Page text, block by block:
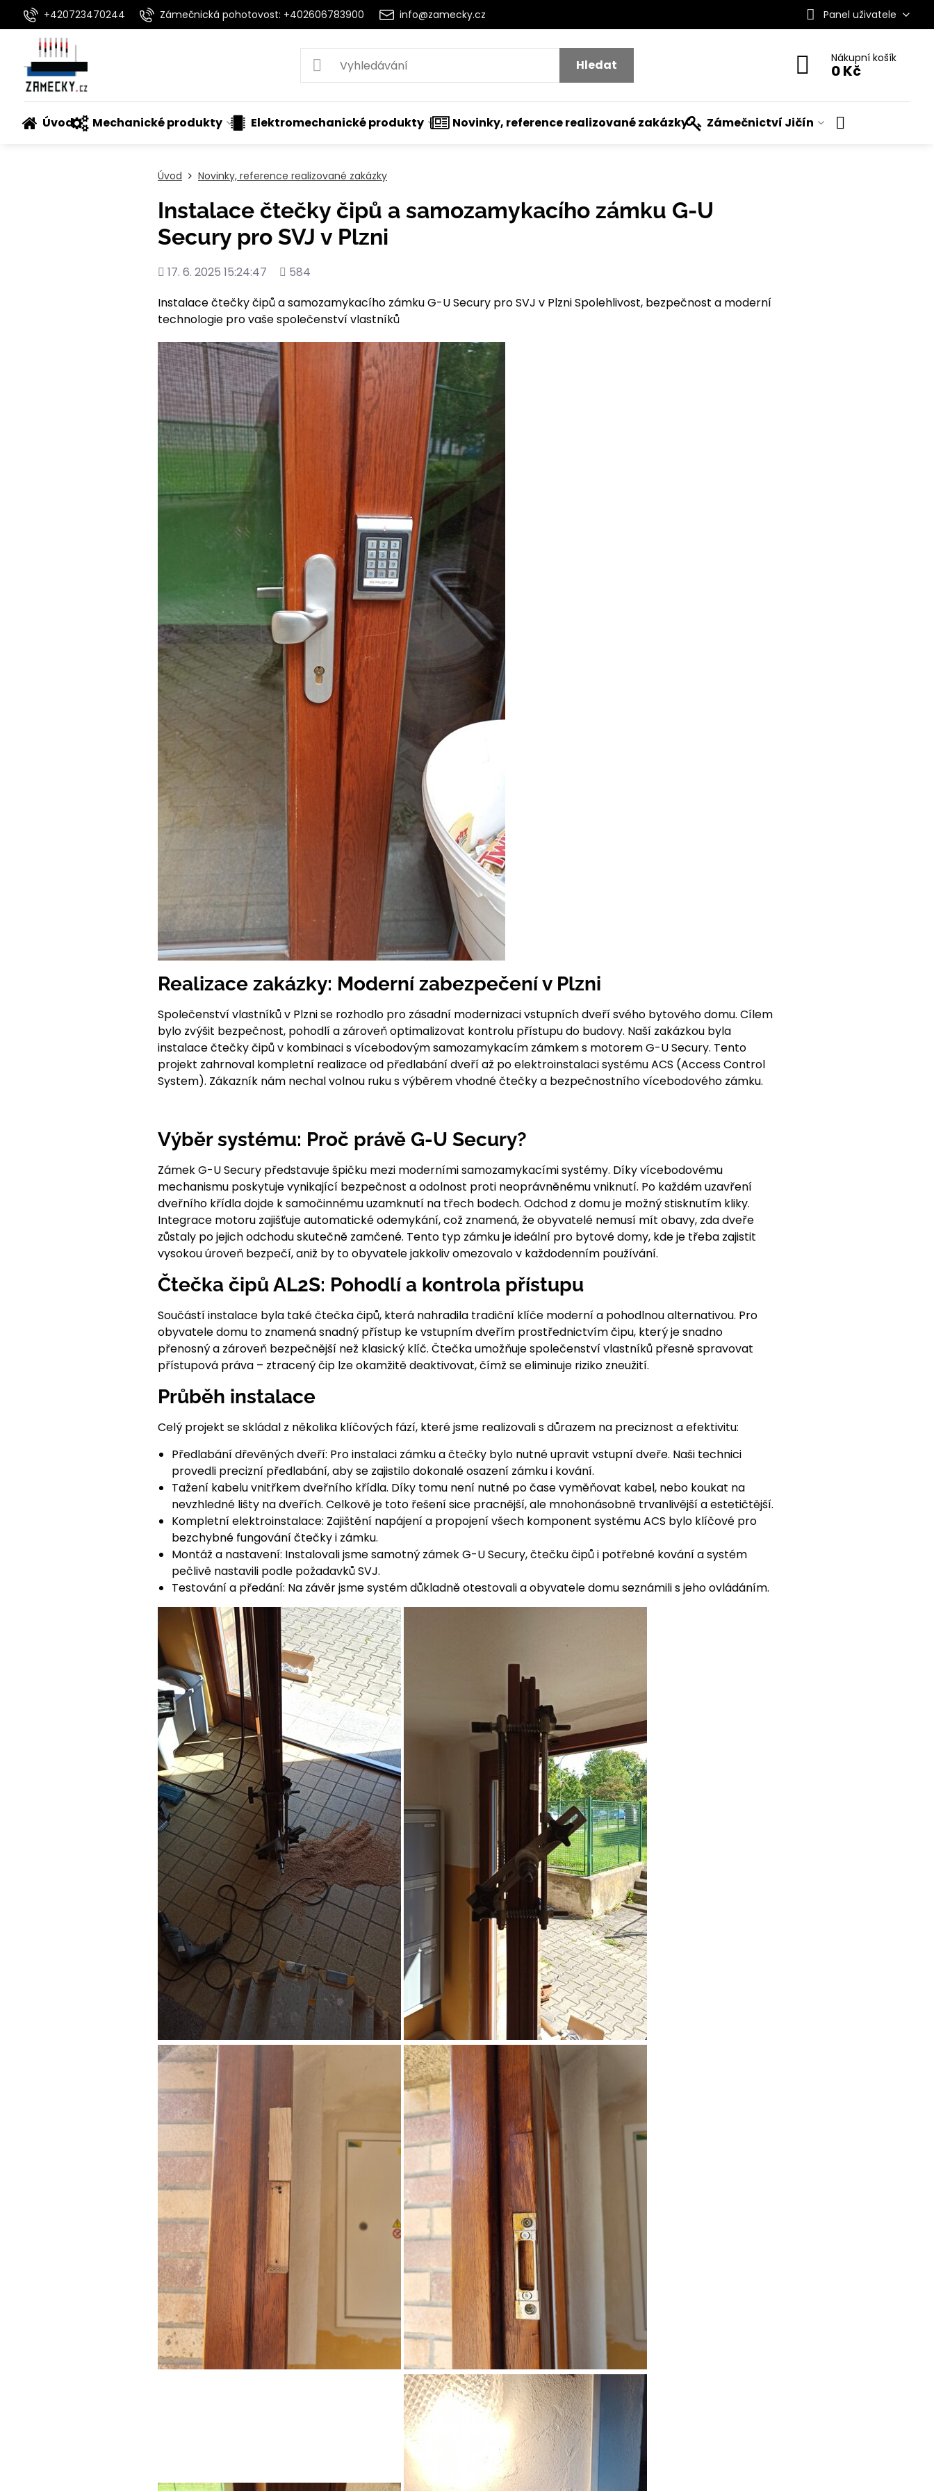
+420723470244 Zámečnická pohotovost: +402606783900 info@zamecky.cz Panel uživatele
Hledat Nákupní košík
0 Kč
Úvod Mechanické produkty Elektromechanické produkty Novinky, reference realizované zakázky Zámečnictví Jičín
Úvod Novinky, reference realizované zakázky
Instalace čtečky čipů a samozamykacího zámku G-U
Secury pro SVJ v Plzni
Přidáno
17. 6. 2025 15:24:47
Počet
584
Instalace čtečky čipů a samozamykacího zámku G-U Secury pro SVJ v Plzni Spolehlivost, bezpečnost a moderní
technologie pro vaše společenství vlastníků
Realizace zakázky: Moderní zabezpečení v Plzni
Společenství vlastníků v Plzni se rozhodlo pro zásadní modernizaci vstupních dveří svého bytového domu. Cílem
bylo zvýšit bezpečnost, pohodlí a zároveň optimalizovat kontrolu přístupu do budovy. Naší zakázkou byla
instalace čtečky čipů v kombinaci s vícebodovým samozamykacím zámkem s motorem G-U Secury. Tento
projekt zahrnoval kompletní realizace od předlabání dveří až po elektroinstalaci systému ACS (Access Control
System). Zákazník nám nechal volnou ruku s výběrem vhodné čtečky a bezpečnostního vícebodového zámku.
Výběr systému: Proč právě G-U Secury?
Zámek G-U Secury představuje špičku mezi moderními samozamykacími systémy. Díky vícebodovému
mechanismu poskytuje vynikající bezpečnost a odolnost proti neoprávněnému vniknutí. Po každém uzavření
dveřního křídla dojde k samočinnému uzamknutí na třech bodech. Odchod z domu je možný stisknutím kliky.
Integrace motoru zajišťuje automatické odemykání, což znamená, že obyvatelé nemusí mít obavy, zda dveře
zůstaly po jejich odchodu skutečně zamčené. Tento typ zámku je ideální pro bytové domy, kde je třeba zajistit
vysokou úroveň bezpečí, aniž by to obyvatele jakkoliv omezovalo v každodenním používání.
Čtečka čipů AL2S: Pohodlí a kontrola přístupu
Součástí instalace byla také čtečka čipů, která nahradila tradiční klíče moderní a pohodlnou alternativou. Pro
obyvatele domu to znamená snadný přístup ke vstupním dveřím prostřednictvím čipu, který je snadno
přenosný a zároveň bezpečnější než klasický klíč. Čtečka umožňuje společenství vlastníků přesně spravovat
přístupová práva – ztracený čip lze okamžitě deaktivovat, čímž se eliminuje riziko zneužití.
Průběh instalace
Celý projekt se skládal z několika klíčových fází, které jsme realizovali s důrazem na preciznost a efektivitu:
Předlabání dřevěných dveří: Pro instalaci zámku a čtečky bylo nutné upravit vstupní dveře. Naši technici
provedli precizní předlabání, aby se zajistilo dokonalé osazení zámku i kování.
Tažení kabelu vnitřkem dveřního křídla. Díky tomu není nutné po čase vyměňovat kabel, nebo koukat na
nevzhledné lišty na dveřích. Celkově je toto řešení sice pracnější, ale mnohonásobně trvanlivější a estetičtější.
Kompletní elektroinstalace: Zajištění napájení a propojení všech komponent systému ACS bylo klíčové pro
bezchybné fungování čtečky i zámku.
Montáž a nastavení: Instalovali jsme samotný zámek G-U Secury, čtečku čipů i potřebné kování a systém
pečlivě nastavili podle požadavků SVJ.
Testování a předání: Na závěr jsme systém důkladně otestovali a obyvatele domu seznámili s jeho ovládáním.